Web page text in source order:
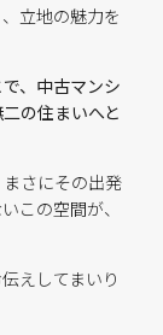
立地の魅力を
、中古マンシ
の住まいへと
さにその出発
この空間が、
えしてまいり